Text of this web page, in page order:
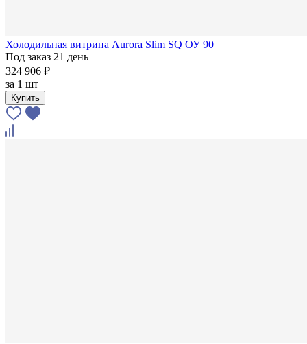
Холодильная витрина Aurora Slim SQ ОУ 90
Под заказ 21 день
324 906 ₽
за 1 шт
Купить